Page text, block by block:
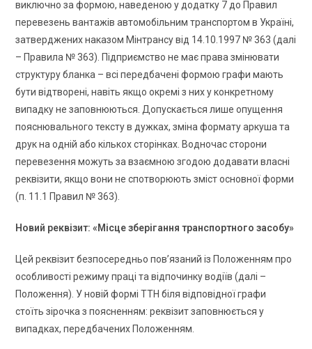
виключно за формою, наведеною у додатку 7 до Правил
перевезень вантажів автомобільним транспортом в Україні,
затверджених наказом Мінтрансу від 14.10.1997 № 363 (далі
– Правила № 363). Підприємство не має права змінювати
структуру бланка – всі передбачені формою графи мають
бути відтворені, навіть якщо окремі з них у конкретному
випадку не заповнюються. Допускається лише опущення
пояснювального тексту в дужках, зміна формату аркуша та
друк на одній або кількох сторінках. Водночас сторони
перевезення можуть за взаємною згодою додавати власні
реквізити, якщо вони не спотворюють зміст основної форми
(п. 11.1 Правил № 363).
Новий реквізит: «Місце зберігання транспортного засобу»
Цей реквізит безпосередньо пов’язаний із Положенням про
особливості режиму праці та відпочинку водіїв (далі –
Положення). У новій формі ТТН біля відповідної графи
стоїть зірочка з поясненням: реквізит заповнюється у
випадках, передбачених Положенням.